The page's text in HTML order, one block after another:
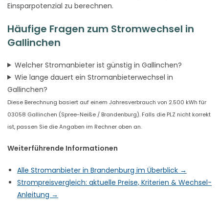
Einsparpotenzial zu berechnen.
Häufige Fragen zum Stromwechsel in
Gallinchen
Welcher Stromanbieter ist günstig in Gallinchen?
Wie lange dauert ein Stromanbieterwechsel in
Gallinchen?
Diese Berechnung basiert auf einem Jahresverbrauch von 2.500 kWh für
03058 Gallinchen (Spree-Neiße / Brandenburg). Falls die PLZ nicht korrekt
ist, passen Sie die Angaben im Rechner oben an.
Weiterführende Informationen
Alle Stromanbieter in Brandenburg im Überblick →
Strompreisvergleich: aktuelle Preise, Kriterien & Wechsel-
Anleitung →